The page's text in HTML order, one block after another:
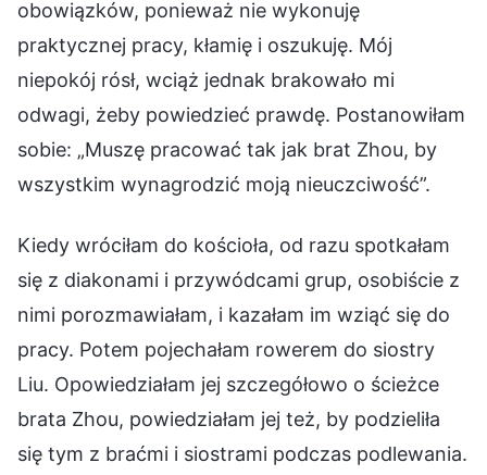
obowiązków, ponieważ nie wykonuję
praktycznej pracy, kłamię i oszukuję. Mój
niepokój rósł, wciąż jednak brakowało mi
odwagi, żeby powiedzieć prawdę. Postanowiłam
sobie: „Muszę pracować tak jak brat Zhou, by
wszystkim wynagrodzić moją nieuczciwość”.
Kiedy wróciłam do kościoła, od razu spotkałam
się z diakonami i przywódcami grup, osobiście z
nimi porozmawiałam, i kazałam im wziąć się do
pracy. Potem pojechałam rowerem do siostry
Liu. Opowiedziałam jej szczegółowo o ścieżce
brata Zhou, powiedziałam jej też, by podzieliła
się tym z braćmi i siostrami podczas podlewania.